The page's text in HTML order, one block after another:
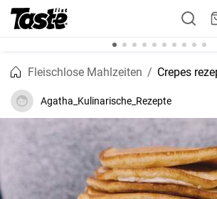
Fleischlose Mahlzeiten Crepes
Agatha_Kulinarische_Rezepte